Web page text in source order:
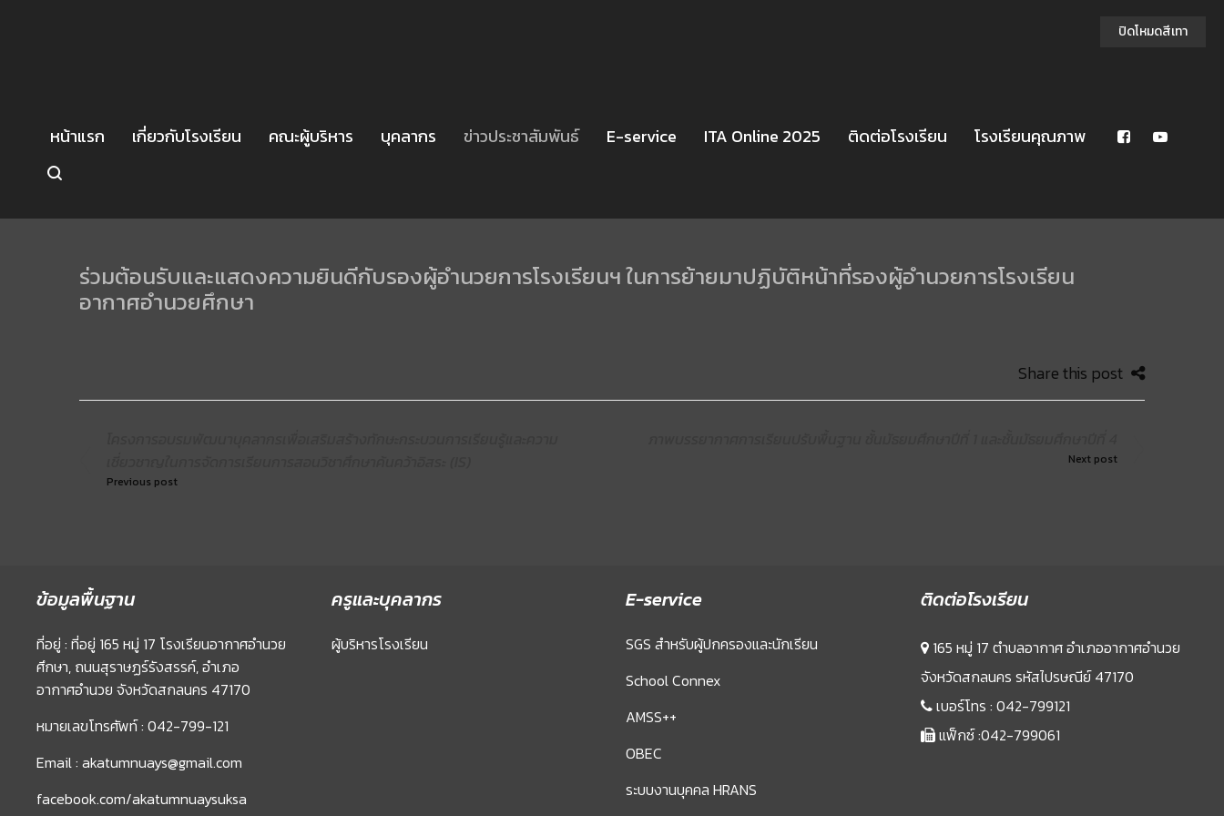
หน้าแรก เกี่ยวกับโรงเรียน คณะผู้บริหาร บุคลากร ข่าวประชาสัมพันธ์ E-service ITA Online 2025 ติดต่อโรงเรียน โรงเรียนคุณภาพ
ร่วมต้อนรับและแสดงความยินดีกับรองผู้อำนวยการโรงเรียนฯ ในการย้ายมาปฏิบัติหน้าที่รองผู้อำนวยการโรงเรียน
อากาศอำนวยศึกษา
Share this post
Previous post
Next post
ข้อมูลพื้นฐาน
ที่อยู่ : ที่อยู่ 165 หมู่ 17 โรงเรียนอากาศอำนวย
ศึกษา, ถนนสุราษฏร์รังสรรค์, อำเภอ
อากาศอำนวย จังหวัดสกลนคร 47170
หมายเลขโทรศัพท์ : 042-799-121
Email : akatumnuays@gmail.com
facebook.com/akatumnuaysuksa
ครูและบุคลากร
ผู้บริหารโรงเรียน
E-service
SGS สำหรับผู้ปกครองและนักเรียน
School Connex
AMSS++
OBEC
ระบบงานบุคคล HRANS
ติดต่อโรงเรียน
165 หมู่ 17 ตำบลอากาศ อำเภออากาศอำนวย
จังหวัดสกลนคร รหัสไปรษณีย์ 47170
เบอร์โทร : 042-799121
แฟ็กซ์ :042-799061
ปิดโหมดสีเทา